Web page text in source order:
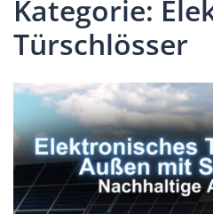
Kategorie:
Türschlösser